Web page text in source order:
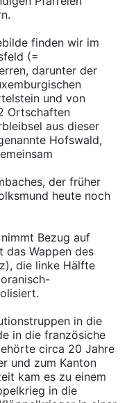
finden wir im
(=
darunter der
und von
Ortschaften
aus dieser
Hofswald,
der früher
heute noch
Bezug auf
das Wappen des
die linke Hälfte
in die
in die französiche
circa 20 Jahre
und zum Kanton
kam es zu einem
in die